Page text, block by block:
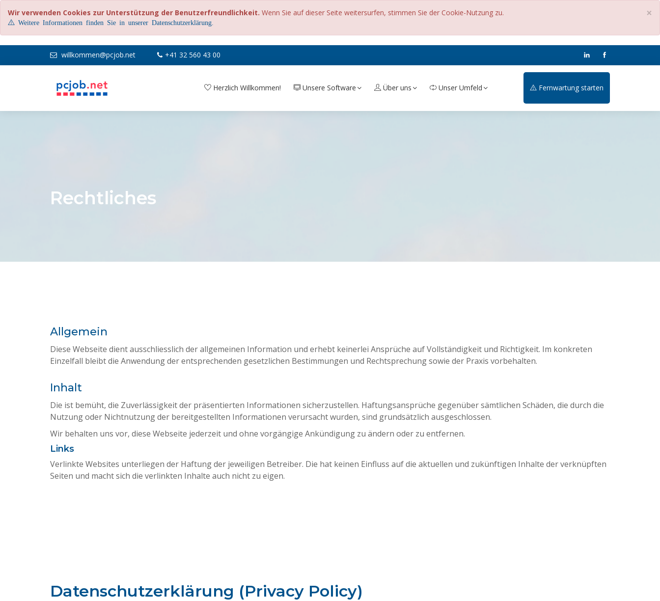
×
Wir verwenden Cookies zur Unterstützung der Benutzerfreundlichkeit. Wenn Sie auf dieser Seite weitersurfen, stimmen Sie der Cookie-Nutzung zu.
Weitere Informationen finden Sie in unserer Datenschutzerklärung.
willkommen@pcjob.net +41 32 560 43 00
Herzlich Willkommen! Unsere Software Über uns Unser Umfeld Fernwartung starten
Rechtliches
Allgemein
Diese Webseite dient ausschliesslich der allgemeinen Information und erhebt keinerlei Ansprüche auf Vollständigkeit und Richtigkeit. Im konkreten
Einzelfall bleibt die Anwendung der entsprechenden gesetzlichen Bestimmungen und Rechtsprechung sowie der Praxis vorbehalten.
Inhalt
Die ist bemüht, die Zuverlässigkeit der präsentierten Informationen sicherzustellen. Haftungsansprüche gegenüber sämtlichen Schäden, die durch die
Nutzung oder Nichtnutzung der bereitgestellten Informationen verursacht wurden, sind grundsätzlich ausgeschlossen.
Wir behalten uns vor, diese Webseite jederzeit und ohne vorgängige Ankündigung zu ändern oder zu entfernen.
Links
Verlinkte Websites unterliegen der Haftung der jeweiligen Betreiber. Die hat keinen Einfluss auf die aktuellen und zukünftigen Inhalte der verknüpften
Seiten und macht sich die verlinkten Inhalte auch nicht zu eigen.
Datenschutzerklärung (Privacy Policy)